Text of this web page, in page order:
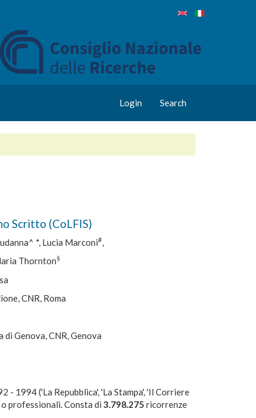
Login Search
Scritto (CoLFIS)
*, Lucia Marconi#
Thornton§
CNR, Roma
Genova, CNR, Genova
('La Repubblica', 'La Stampa', 'Il Corriere
professionali. Consta di 3.798.275 ricorrenze